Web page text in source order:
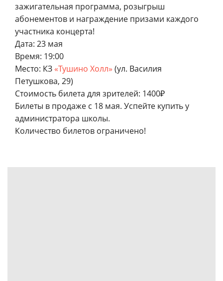
зажигательная программа, розыгрыш
абонементов и награждение призами каждого
участника концерта!
Дата: 23 мая
Время: 19:00
Место: КЗ «Тушино Холл» (ул. Василия
Петушкова, 29)
Стоимость билета для зрителей: 1400₽
Билеты в продаже с 18 мая. Успейте купить у
администратора школы.
Количество билетов ограничено!